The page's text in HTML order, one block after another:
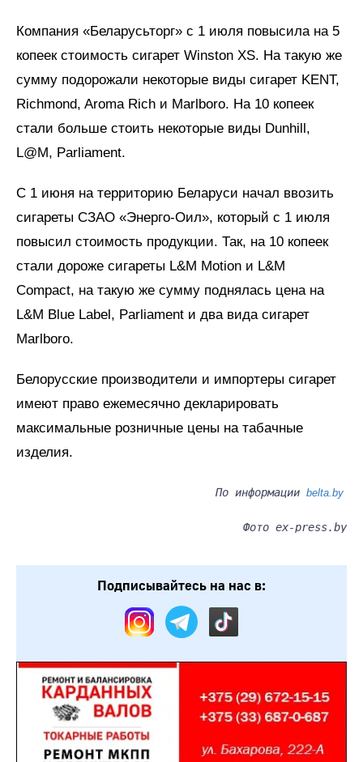
Компания «Беларусьторг» с 1 июля повысила на 5
копеек стоимость сигарет Winston XS. На такую же
сумму подорожали некоторые виды сигарет KENT,
Richmond, Aroma Rich и Marlboro. На 10 копеек
стали больше стоить некоторые виды Dunhill,
L@M, Parliament.
С 1 июня на территорию Беларуси начал ввозить
сигареты СЗАО «Энерго-Оил», который с 1 июля
повысил стоимость продукции. Так, на 10 копеек
стали дороже сигареты L&M Motion и L&M
Compact, на такую же сумму поднялась цена на
L&M Blue Label, Parliament и два вида сигарет
Marlboro.
Белорусские производители и импортеры сигарет
имеют право ежемесячно декларировать
максимальные розничные цены на табачные
изделия.
По информации belta.by
Фото ex-press.by
Подписывайтесь на нас в: